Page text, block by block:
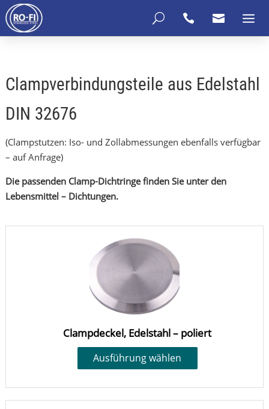
 
U
Clampverbindungsteile aus Edelstahl
DIN 32676
(Clampstutzen: Iso- und Zollabmessungen ebenfalls verfügbar
– auf Anfrage)
Die passenden Clamp-Dichtringe finden Sie unter den
Lebensmittel – Dichtungen.
Clampdeckel, Edelstahl – poliert
Ausführung wählen